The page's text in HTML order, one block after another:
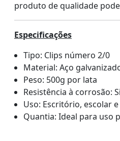
produto de qualidade
Especificações
Tipo: Clips número 2/0
Material: Aço
Peso: 500g por lata
Resistência à corrosão:
Uso: Escritório, escolar
Quantia: Ideal para uso